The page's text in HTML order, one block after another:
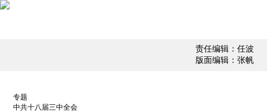
责任编辑：任波
版面编辑：张帆
专题
中共十八届三中全会